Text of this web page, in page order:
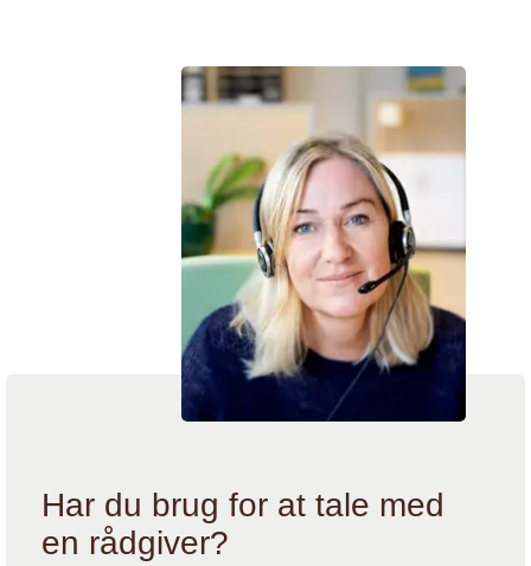
Har du brug for at tale med
en rådgiver?